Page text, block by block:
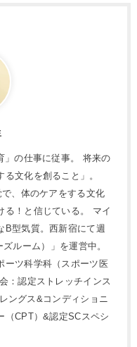
」の仕事に従事。 将来の
文化を創ること」。
、体のケアをする文化
る！と信じている。 マイ
B型気質。西新宿にて週
ルーム）」を運営中。
ツ科学科（スポーツ医
：認定ストレッチインス
ングス&コンディショニ
（CPT）&認定SCスペシ